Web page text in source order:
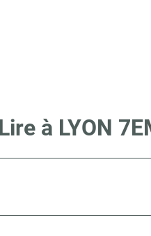
à LYON